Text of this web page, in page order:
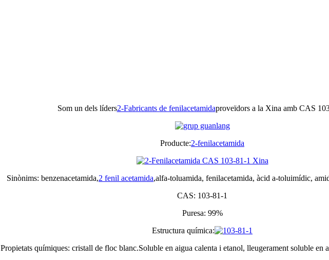
Som un dels líders2-Fabricants de fenilacetamidaproveïdors a la Xina amb CAS
Producte:2-fenilacetamida
Sinònims: benzenacetamida,2 fenil acetamida,alfa-toluamida, fenilacetamida, àcid a-toluimídic,
CAS: 103-81-1
Puresa: 99%
Estructura química:
Propietats químiques: cristall de floc blanc.Soluble en aigua calenta i etanol, lleugerament soluble en